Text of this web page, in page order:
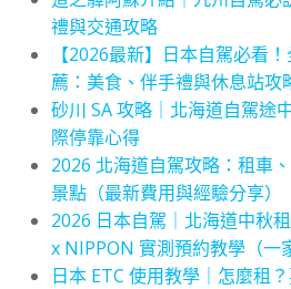
禮與交通攻略
【2026最新】日本自駕必看
薦：美食、伴手禮與休息站攻
砂川 SA 攻略｜北海道自駕途
際停靠心得
2026 北海道自駕攻略：租車
景點（最新費用與經驗分享）
2026 日本自駕｜北海道中秋
x NIPPON 實測預約教學（一
日本 ETC 使用教學｜怎麼租